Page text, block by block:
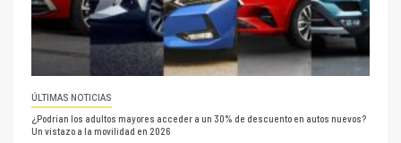
ÚLTIMAS NOTICIAS
¿Podrían los adultos mayores acceder a un 30% de descuento en autos nuevos?
Un vistazo a la movilidad en 2026